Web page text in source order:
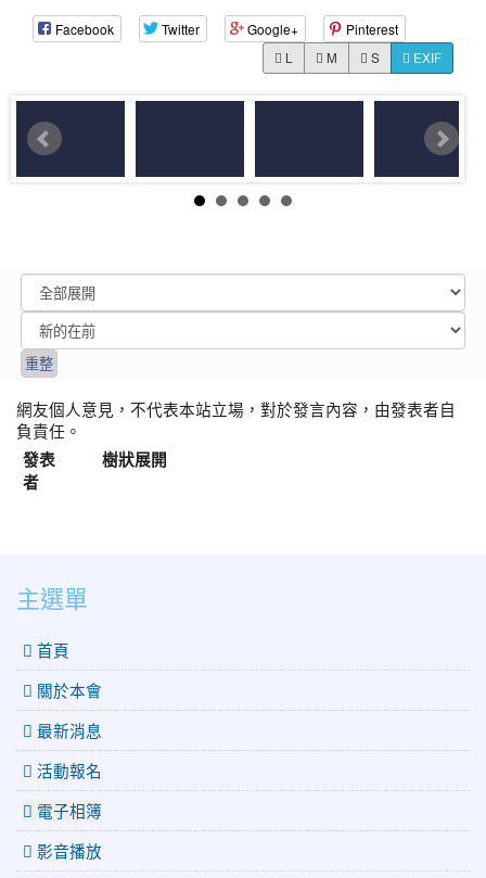
Facebook Twitter Google+ Pinterest
L M S EXIF
網友個人意見，不代表本站立場，對於發言內容，由發表者自
負責任。
發表
者
樹狀展開
主選單
 首頁
關於本會
最新消息
活動報名
電子相簿
影音播放